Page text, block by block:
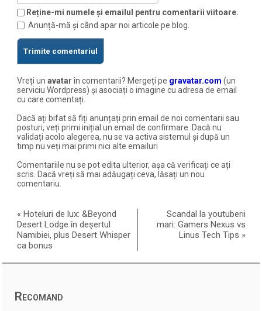
Reține-mi numele și emailul pentru comentarii viitoare.
Anunță-mă și când apar noi articole pe blog.
Vreți unavatarîn comentarii? Mergeți pe gravatar.com (un
serviciu Wordpress) și asociați o imagine cu adresa de email
cu care comentați.
Dacă ați bifat să fiți anunțați prin email de noi comentarii sau
posturi, veți primi inițial un email de confirmare. Dacă nu
validați acolo alegerea, nu se va activa sistemul și după un
timp nu veți mai primi nici alte emailuri
Comentariile nu se pot edita ulterior, așa că verificați ce ați
scris. Dacă vreți să mai adăugați ceva, lăsați un nou
comentariu.
«Hoteluri de lux: &Beyond
Desert Lodge în deșertul
Namibiei, plus Desert Whisper
ca bonus
Scandal la youtuberii
mari: Gamers Nexus vs
Linus Tech Tips »
Recomand